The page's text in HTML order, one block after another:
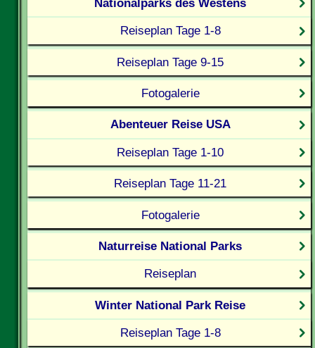
Reiseplan Tage 1-8
Reiseplan Tage 9-15
Fotogalerie
Abenteuer Reise USA
Reiseplan Tage 1-10
Reiseplan Tage 11-21
Fotogalerie
Naturreise National Parks
Reiseplan
Winter National Park Reise
Reiseplan Tage 1-8